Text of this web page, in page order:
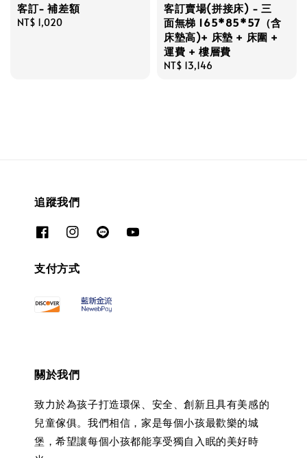
客訂- 補差額
Regular
NT$ 1,020
客訂賣場(拼接床) - 三
面無梯 165*85*57（含
床墊高)+ 床墊 + 床圍 +
運費 + 樓層費
Regular
NT$ 13,146
追蹤我們
支付方式
關於我們
致力於為孩子打造環保、安全、創新且具有美感的
兒童傢俱。我們相信，家是每個小孩最歡樂的城
堡，希望讓每個小孩都能享受獨自入眠的美好時